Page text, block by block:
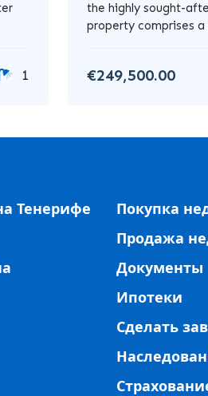
1
the highly sought-
property comprises a
€249,500.00
Тенерифе
Покупка
Продажа
Документы
Ипотеки
Сделать